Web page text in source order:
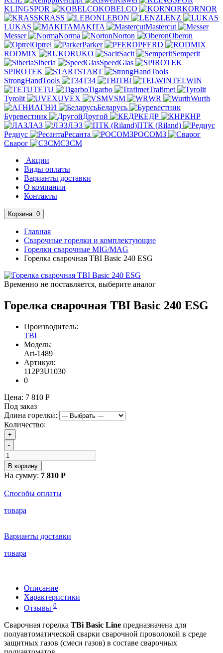
KLINGSPOR
KOBELCO
KORNOR
KRASS
LEBON
LENZ
LUKAS
MAKITA
Mastercut
Messer
Norma Norton
Oberon
Optrel
Parker
PFERD
RODMIX
RUKO Sacit
Semperit
Siberia
SpeedGlas
SPIROTEK
START
StrongHandTools
T34 TBI
TELWIN
TETU
Tigarbo
Trafimet
Tyrolit
UVEX VSM WR
Wurth
АГНИ
Беларусь
Буревестник
Другой КЕДР
КНР
ЛАЗ
ЛЭЗ
ПТК (Riland)
Редиус
Ресанта
РОСОМЗ
Сварог
СЗСМ
Акции
Виды оплаты
Варианты доставки
О компании
Контакты
Корзина: 0
Главная
Сварочные горелки и комплектующие
Горелки сварочные MIG/MAG
Горелка сварочная TBI Basic 240 ESG
Временно не поставляется, выберите аналог
Горелка сварочная TBI Basic 240 ESG
Производитель:
TBI
Модель:
Art-1489
Артикул:
112P3U1030
0
Цена: 7 810 Р
Под заказ
Длина горелки:
Количество:
+
-
В корзину
На сумму: 7 810 Р
Способы оплаты
товара
Варианты доставки
товара
Описание
Характеристики
Отзывы 0
Сварочная горелка TBi Basic Line предназначена для
полуавтоматической сварки сварочной проволокой в среде
защитных газов (смеси газов) в составе сварочных